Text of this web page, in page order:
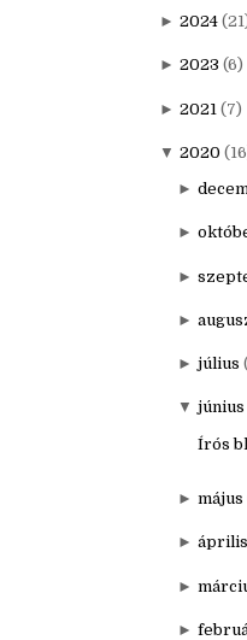
► 2024
► 2023 (6)
► 2021 (7)
▼ 2020
►
►
►
►
►július
▼június
Írós
►május
►április
►
►